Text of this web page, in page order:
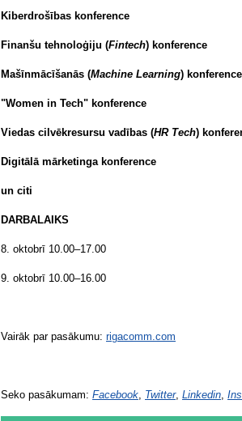
Kiberdrošības konference
Finanšu tehnoloģiju (Fintech) konference
Mašīnmācīšanās (Machine Learning) konference
"Women in Tech" konference
Viedas cilvēkresursu vadības (HR Tech)
Digitālā mārketinga konference
un citi
DARBALAIKS
8. oktobrī 10.00–17.00
9. oktobrī 10.00–16.00
Vairāk par pasākumu: rigacomm.com
Seko pasākumam: Facebook, Twitter, Linkedin,